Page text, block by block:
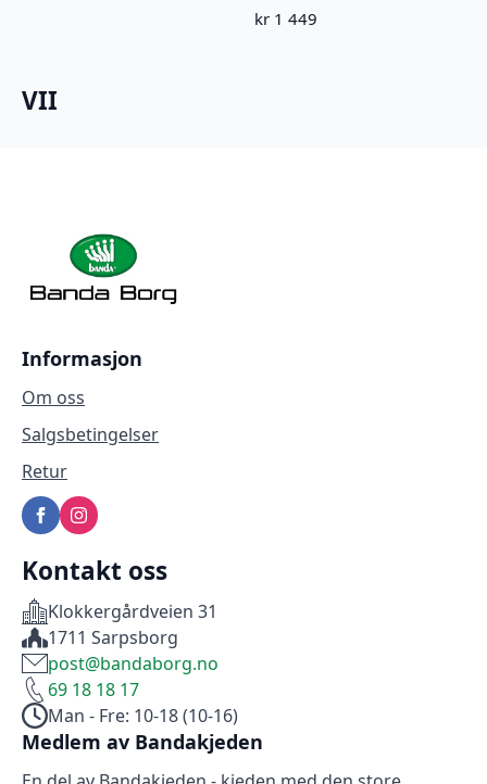
kr 1 449
VII
Informasjon
Om oss
Salgsbetingelser
Retur
Kontakt oss
Klokkergårdveien 31
1711 Sarpsborg
post@bandaborg.no
69 18 18 17
Man - Fre: 10-18 (10-16)
Medlem av Bandakjeden